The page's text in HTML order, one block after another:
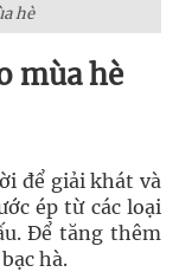
hè
mùa hè
để giải khát và
ép từ các loại
Để tăng thêm
hà.